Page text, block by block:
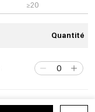
≥20
Quantité